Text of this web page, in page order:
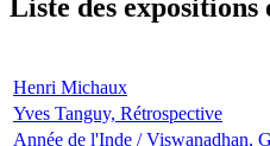
Liste des
Henri Michaux
Yves Tanguy, Rétrospective
Année de l'Inde / Viswanadhan,